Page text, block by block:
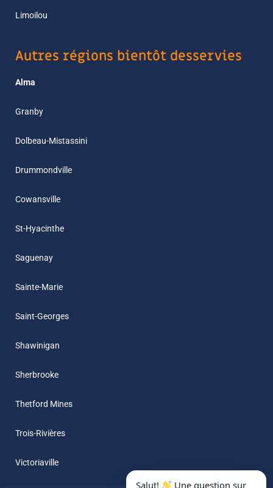
Limoilou
Autres régions bientôt desservies
Alma
Granby
Dolbeau-Mistassini
Drummondville
Cowansville
St-Hyacinthe
Saguenay
Sainte-Marie
Saint-Georges
Shawinigan
Sherbrooke
Thetford Mines
Trois-Rivières
Victoriaville
Salut! Une question sur